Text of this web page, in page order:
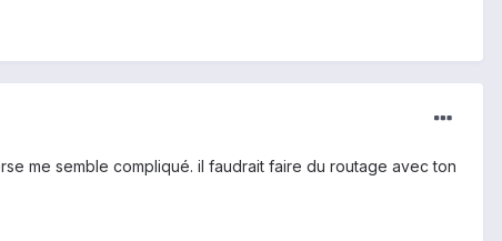
me semble compliqué. il faudrait faire du routage avec ton